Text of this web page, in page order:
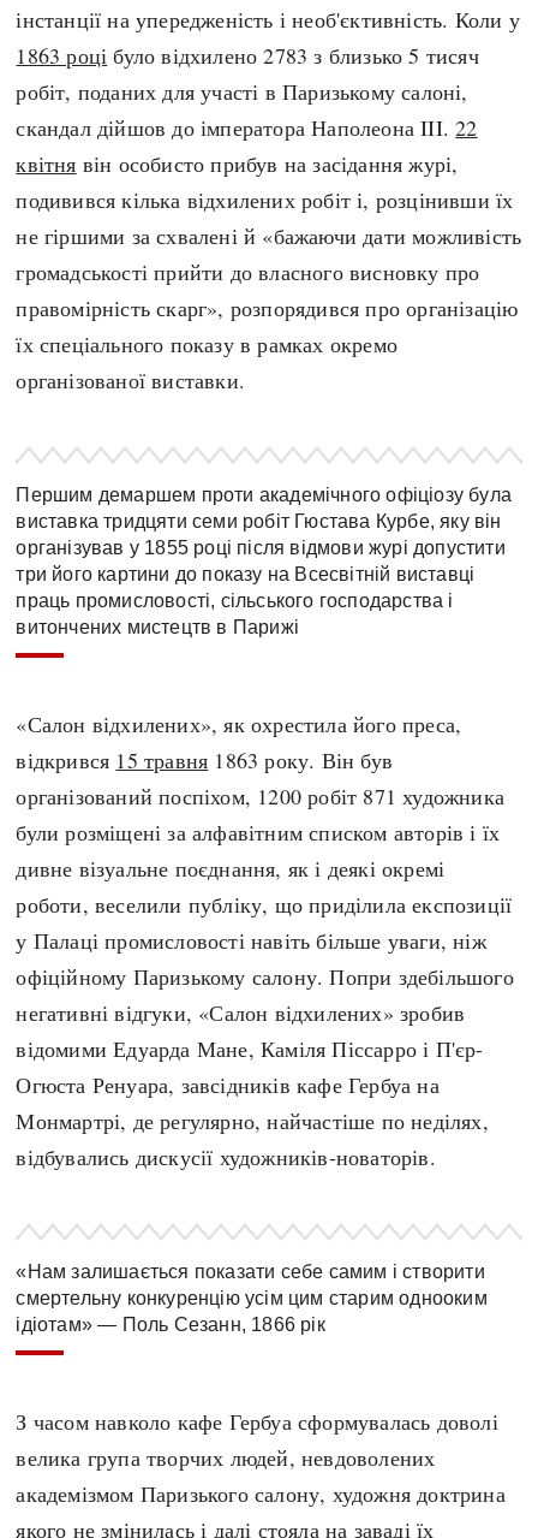
інстанції на упередженість і необ'єктивність. Коли у
1863 році було відхилено 2783 з близько 5 тисяч
робіт, поданих для участі в Паризькому салоні,
скандал дійшов до імператора Наполеона III.22
квітня він особисто прибув на засідання журі,
подивився кілька відхилених робіт і, розцінивши їх
не гіршими за схвалені й «бажаючи дати можливість
громадськості прийти до власного висновку про
правомірність скарг», розпорядився про організацію
їх спеціального показу в рамках окремо
організованої виставки.
Першим демаршем проти академічного офіціозу була
виставка тридцяти семи робіт Гюстава Курбе, яку він
організував у 1855 році після відмови журі допустити
три його картини до показу на Всесвітній виставці
праць промисловості, сільського господарства і
витончених мистецтв в Парижі
«Салон відхилених», як охрестила його преса,
відкрився 15 травня 1863 року. Він був
організований поспіхом, 1200 робіт 871 художника
були розміщені за алфавітним списком авторів і їх
дивне візуальне поєднання, як і деякі окремі
роботи, веселили публіку, що приділила експозиції
у Палаці промисловості навіть більше уваги, ніж
офіційному Паризькому салону. Попри здебільшого
негативні відгуки, «Салон відхилених» зробив
відомими Едуарда Мане, Каміля Піссарро і П'єр-
Огюста Ренуара, завсідників кафе Гербуа на
Монмартрі, де регулярно, найчастіше по неділях,
відбувались дискусії художників-новаторів.
«Нам залишається показати себе самим і створити
смертельну конкуренцію усім цим старим однооким
ідіотам» — Поль Сезанн, 1866 рік
З часом навколо кафе Гербуа сформувалась доволі
велика група творчих людей, невдоволених
академізмом Паризького салону, художня доктрина
якого не змінилась і далі стояла на заваді їх